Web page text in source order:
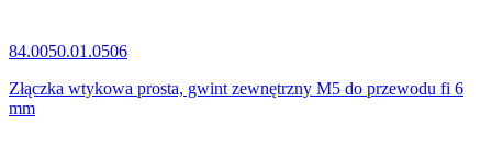
84.0050.01.0506
Złączka wtykowa prosta, gwint zewnętrzny M5 do przewodu fi 6
mm